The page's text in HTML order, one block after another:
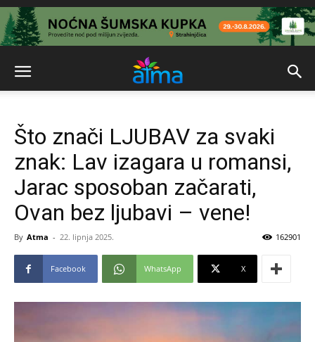
Što znači LJUBAV za svaki
znak: Lav izagara u romansi,
Jarac sposoban začarati,
Ovan bez ljubavi – vene!
By Atma - 22. lipnja 2025. 162901
Facebook WhatsApp X